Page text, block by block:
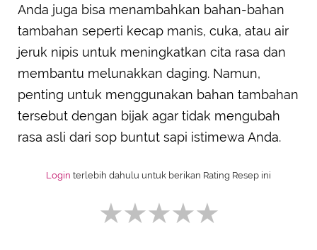
Anda juga bisa menambahkan bahan-bahan
tambahan seperti kecap manis, cuka, atau air
jeruk nipis untuk meningkatkan cita rasa dan
membantu melunakkan daging. Namun,
penting untuk menggunakan bahan tambahan
tersebut dengan bijak agar tidak mengubah
rasa asli dari sop buntut sapi istimewa Anda.
Login terlebih dahulu untuk berikan Rating Resep ini